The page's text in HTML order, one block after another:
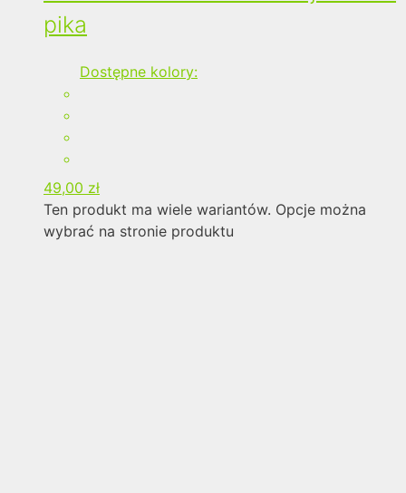
pika
Dostępne kolory:
49,00 zł
Ten produkt ma wiele wariantów. Opcje można
wybrać na stronie produktu